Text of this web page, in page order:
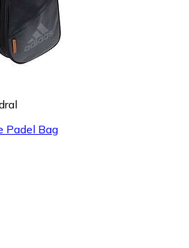
Padel Bag